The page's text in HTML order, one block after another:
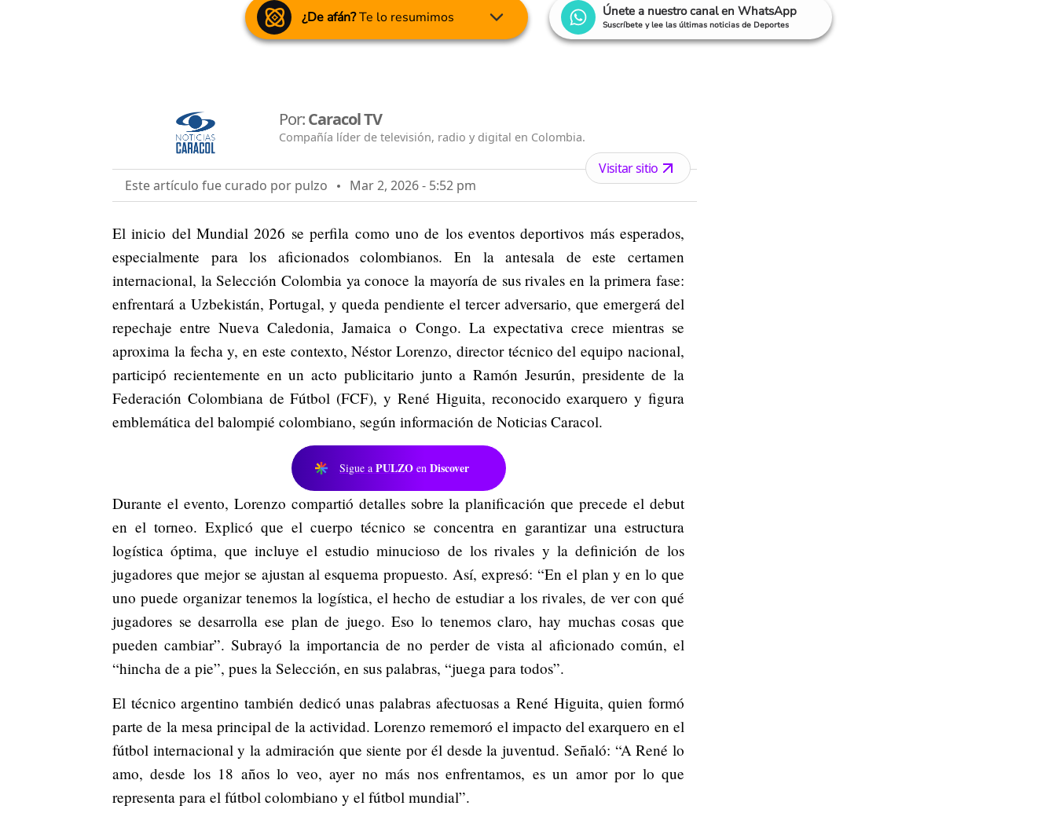
¿De afán?Te lo resumimos Únete a nuestro canal en WhatsApp
Suscríbete y lee las últimas noticias de Deportes
Por:Caracol TV
Compañía líder de televisión, radio y digital en Colombia.
Este artículo fue curado por pulzo Mar 2, 2026 - 5:52 pm
Visitar sitio
El inicio del Mundial 2026 se perfila como uno de los eventos deportivos más esperados,
especialmente para los aficionados colombianos. En la antesala de este certamen
internacional, la Selección Colombia ya conoce la mayoría de sus rivales en la primera fase:
enfrentará a Uzbekistán, Portugal, y queda pendiente el tercer adversario, que emergerá del
repechaje entre Nueva Caledonia, Jamaica o Congo. La expectativa crece mientras se
aproxima la fecha y, en este contexto, Néstor Lorenzo, director técnico del equipo nacional,
participó recientemente en un acto publicitario junto a Ramón Jesurún, presidente de la
Federación Colombiana de Fútbol (FCF), y René Higuita, reconocido exarquero y figura
emblemática del balompié colombiano, según información de Noticias Caracol.
Sigue a PULZO en Discover
Durante el evento, Lorenzo compartió detalles sobre la planificación que precede el debut
en el torneo. Explicó que el cuerpo técnico se concentra en garantizar una estructura
logística óptima, que incluye el estudio minucioso de los rivales y la definición de los
jugadores que mejor se ajustan al esquema propuesto. Así, expresó: “En el plan y en lo que
uno puede organizar tenemos la logística, el hecho de estudiar a los rivales, de ver con qué
jugadores se desarrolla ese plan de juego. Eso lo tenemos claro, hay muchas cosas que
pueden cambiar”. Subrayó la importancia de no perder de vista al aficionado común, el
“hincha de a pie”, pues la Selección, en sus palabras, “juega para todos”.
El técnico argentino también dedicó unas palabras afectuosas a René Higuita, quien formó
parte de la mesa principal de la actividad. Lorenzo rememoró el impacto del exarquero en el
fútbol internacional y la admiración que siente por él desde la juventud. Señaló: “A René lo
amo, desde los 18 años lo veo, ayer no más nos enfrentamos, es un amor por lo que
representa para el fútbol colombiano y el fútbol mundial”.